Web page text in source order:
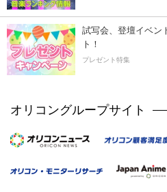
試写会、登壇イベン
ト！
プレゼント特集
オリコングループサイト